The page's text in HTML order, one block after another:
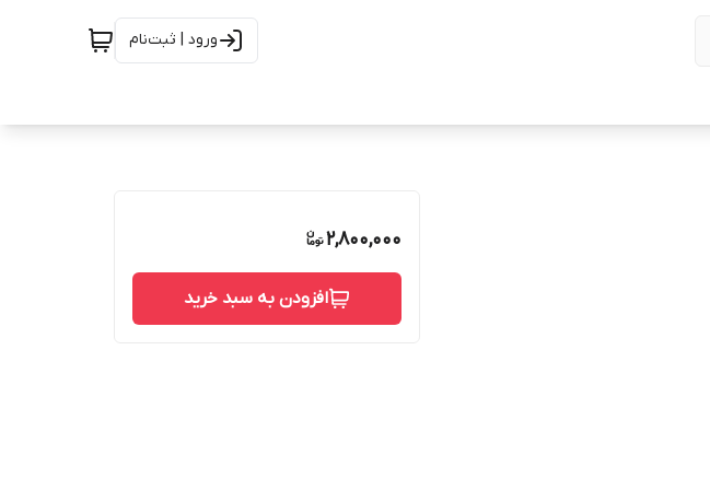
ورود | ثبت‌نام
2,800,000
افزودن به سبد خرید